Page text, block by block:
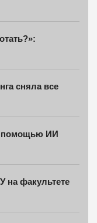
сняла все
помощью ИИ
на факультете